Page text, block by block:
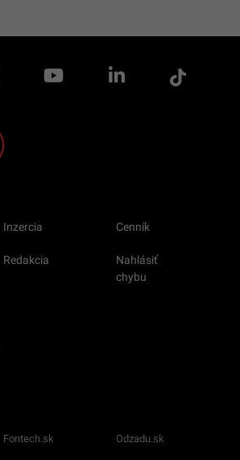
Inzercia Cenník
Redakcia
Nahlásiť
chybu
Fontech.sk Odzadu.sk